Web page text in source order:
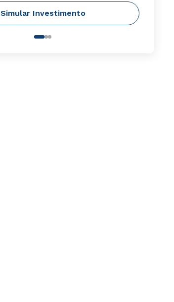
Simular Investimento